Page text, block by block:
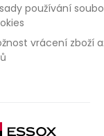
používání
vrácení zboží